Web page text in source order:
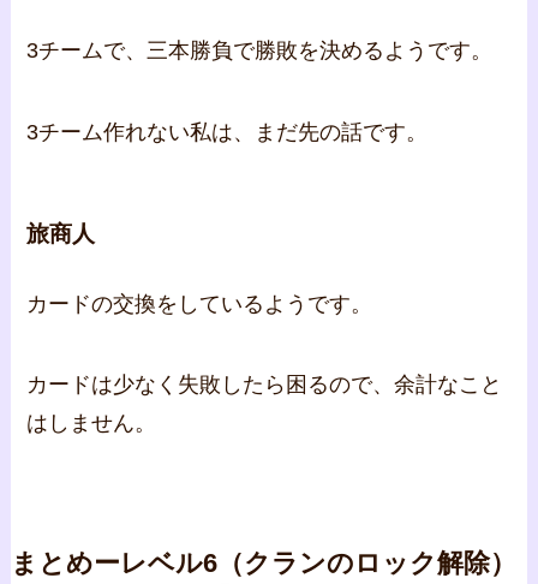
3チームで、三本勝負で勝敗を決めるようです。
3チーム作れない私は、まだ先の話です。
旅商人
カードの交換をしているようです。
カードは少なく失敗したら困るので、余計なこと
はしません。
まとめーレベル6（クランのロック解除）